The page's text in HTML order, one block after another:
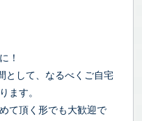
！
として、なるべくご自宅
ます。
て頂く形でも大歓迎で